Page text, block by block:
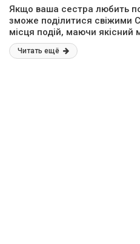
Якщо ваша сестра любить
зможе поділитися свіжими
місця подій, маючи якісний
Виріб являє собою
з максимальною довжиною
Читать ещё